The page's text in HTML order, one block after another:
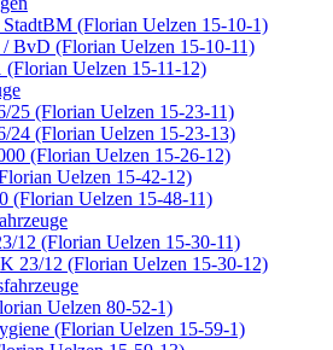
(Florian Uelzen 15-10-1)
BvD (Florian Uelzen 15-10-11)
(Florian Uelzen 15-11-12)
25 (Florian Uelzen 15-23-11)
24 (Florian Uelzen 15-23-13)
(Florian Uelzen 15-26-12)
Uelzen 15-42-12)
(Florian Uelzen 15-48-11)
12 (Florian Uelzen 15-30-11)
23/12 (Florian Uelzen 15-30-12)
Uelzen 80-52-1)
(Florian Uelzen 15-59-1)